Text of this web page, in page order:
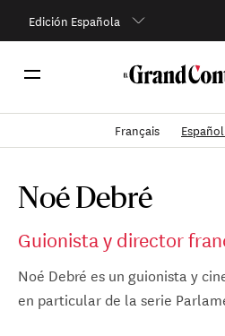
Edición Española
Français Español
Noé Debré
Guionista y director
Noé Debré es un guionista y
en particular de la serie